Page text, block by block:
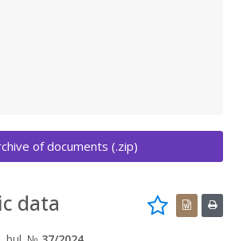
of documents (.zip)
data